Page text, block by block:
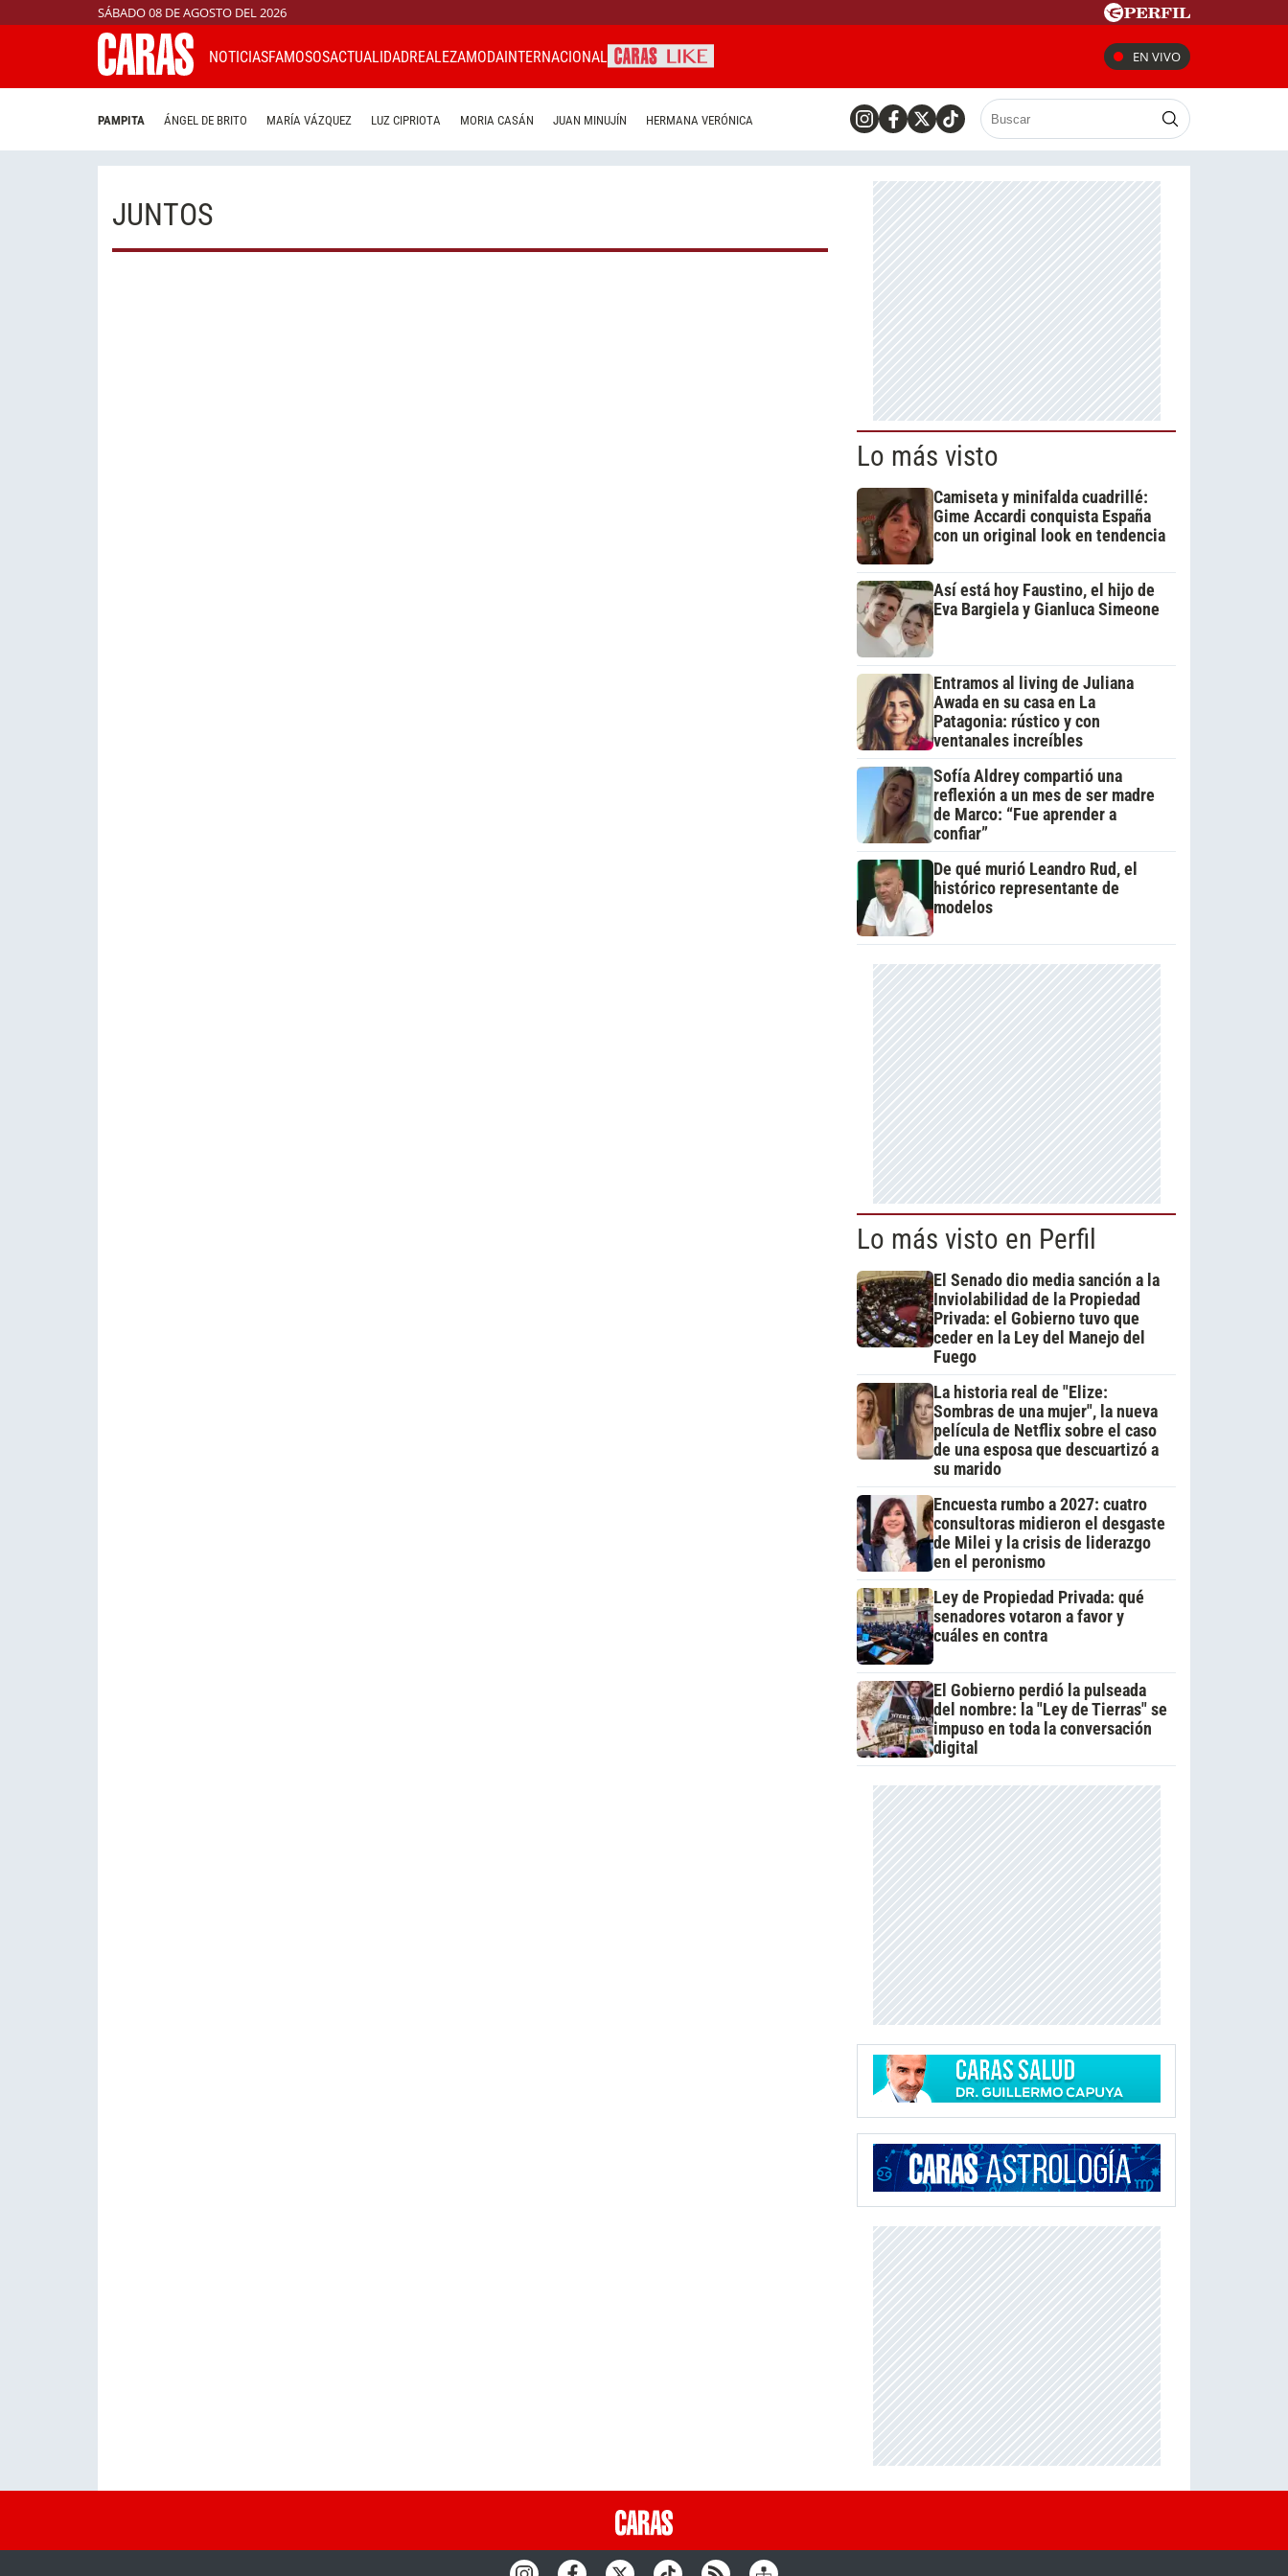
SÁBADO 08 DE AGOSTO DEL 2026
NOTICIASFAMOSOSACTUALIDADREALEZAMODAINTERNACIONAL EN VIVO
PAMPITA ÁNGEL DE BRITO MARÍA VÁZQUEZ LUZ CIPRIOTA MORIA CASÁN JUAN MINUJÍN HERMANA VERÓNICA
JUNTOS
Lo más visto
Camiseta y minifalda cuadrillé:
Gime Accardi conquista España
con un original look en tendencia
Así está hoy Faustino, el hijo de
Eva Bargiela y Gianluca Simeone
Entramos al living de Juliana
Awada en su casa en La
Patagonia: rústico y con
ventanales increíbles
Sofía Aldrey compartió una
reflexión a un mes de ser madre
de Marco: “Fue aprender a
confiar”
De qué murió Leandro Rud, el
histórico representante de
modelos
Lo más visto en Perfil
El Senado dio media sanción a la
Inviolabilidad de la Propiedad
Privada: el Gobierno tuvo que
ceder en la Ley del Manejo del
Fuego
La historia real de "Elize:
Sombras de una mujer", la nueva
película de Netflix sobre el caso
de una esposa que descuartizó a
su marido
Encuesta rumbo a 2027: cuatro
consultoras midieron el desgaste
de Milei y la crisis de liderazgo
en el peronismo
Ley de Propiedad Privada: qué
senadores votaron a favor y
cuáles en contra
El Gobierno perdió la pulseada
del nombre: la "Ley de Tierras" se
impuso en toda la conversación
digital